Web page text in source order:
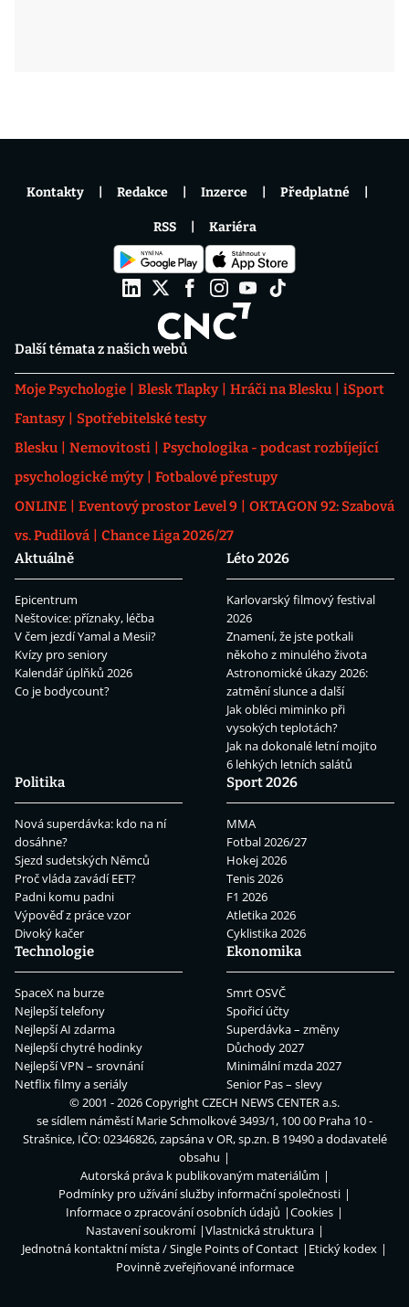
Další témata z našich webů
Moje Psychologie Blesk Tlapky Hráči na Blesku
iSport
Fantasy
Spotřebitelské testy
Blesku
Nemovitosti
Psychologika - podcast rozbíjející
psychologické mýty
Fotbalové přestupy
ONLINE
Eventový prostor Level 9
OKTAGON 92: Szabová
vs. Pudilová
Chance Liga 2026/27
Aktuálně
Epicentrum
Neštovice: příznaky, léčba
V čem jezdí Yamal a Mesii?
Kvízy pro seniory
Kalendář úplňků 2026
Co je bodycount?
Léto 2026
Karlovarský filmový festival
2026
Znamení, že jste potkali
někoho z minulého života
Astronomické úkazy 2026:
zatmění slunce a další
Jak obléci miminko při
vysokých teplotách?
Jak na dokonalé letní mojito
6 lehkých letních salátů
Politika
Nová superdávka: kdo na ní
dosáhne?
Sjezd sudetských Němců
Proč vláda zavádí EET?
Padni komu padni
Výpověď z práce vzor
Divoký kačer
Sport 2026
MMA
Fotbal 2026/27
Hokej 2026
Tenis 2026
F1 2026
Atletika 2026
Cyklistika 2026
Technologie
SpaceX na burze
Nejlepší telefony
Nejlepší AI zdarma
Nejlepší chytré hodinky
Nejlepší VPN – srovnání
Netflix filmy a seriály
Ekonomika
Smrt OSVČ
Spořicí účty
Superdávka – změny
Důchody 2027
Minimální mzda 2027
Senior Pas – slevy
Kontakty Redakce Inzerce Předplatné
RSS Kariéra
© 2001 - 2026 CopyrightCZECH NEWS CENTER a.s.
se sídlem náměstí Marie Schmolkové 3493/1, 100 00 Praha 10 -
Strašnice, IČO: 02346826, zapsána v OR, sp.zn. B 19490 a dodavatelé
obsahu
Autorská práva k publikovaným materiálům
Podmínky pro užívání služby informační společnosti
Informace o zpracování osobních údajů
Cookies
Nastavení soukromí
Vlastnická struktura
Jednotná kontaktní místa / Single Points of Contact
Etický kodex
Povinně zveřejňované informace